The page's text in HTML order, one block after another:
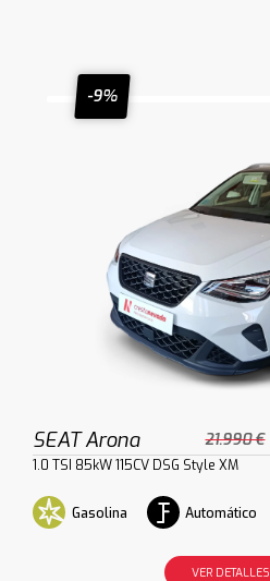
-9%
SEAT Arona 21.990 €
1.0 TSI 85kW 115CV DSG Style XM
Gasolina Automático
VER DETALLES